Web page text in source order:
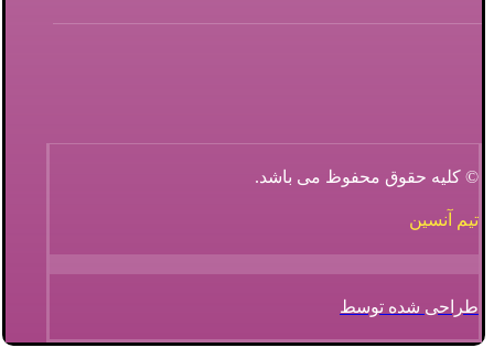
© کلیه حقوق محفوظ می باشد.
تیم آنسین
طراحی شده توسط